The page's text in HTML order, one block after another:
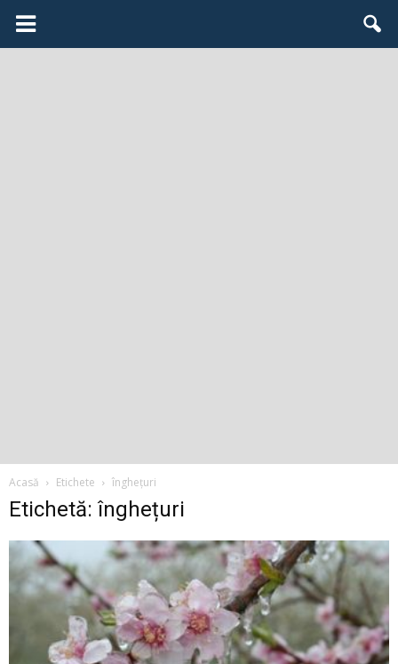
Acasă Etichete înghețuri
Etichetă: înghețuri